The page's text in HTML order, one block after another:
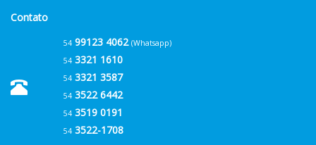
Contato
5499123 4062 (Whatsapp)
543321 1610
543321 3587
543522 6442
543519 0191
543522-1708